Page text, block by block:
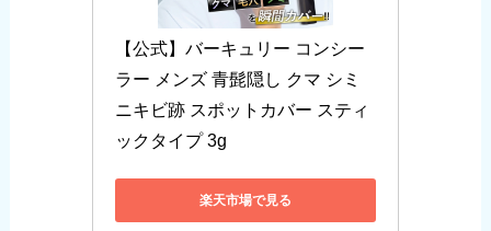
【公式】バーキュリー コンシー
ラー メンズ 青髭隠し クマ シミ
ニキビ跡 スポットカバー スティ
ックタイプ 3g
楽天市場で見る